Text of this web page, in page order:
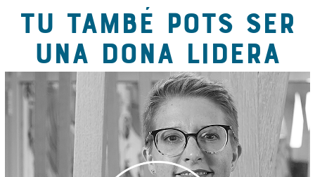
TU TAMBÉ POTS SER
UNA DONA LIDERA